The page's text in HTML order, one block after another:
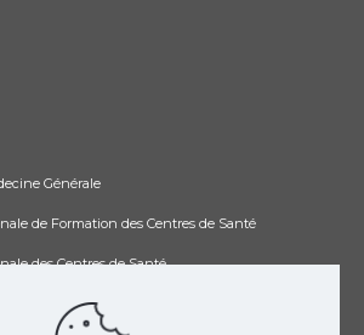
Générale
de Formation des Centres de Santé
des Centres de Santé